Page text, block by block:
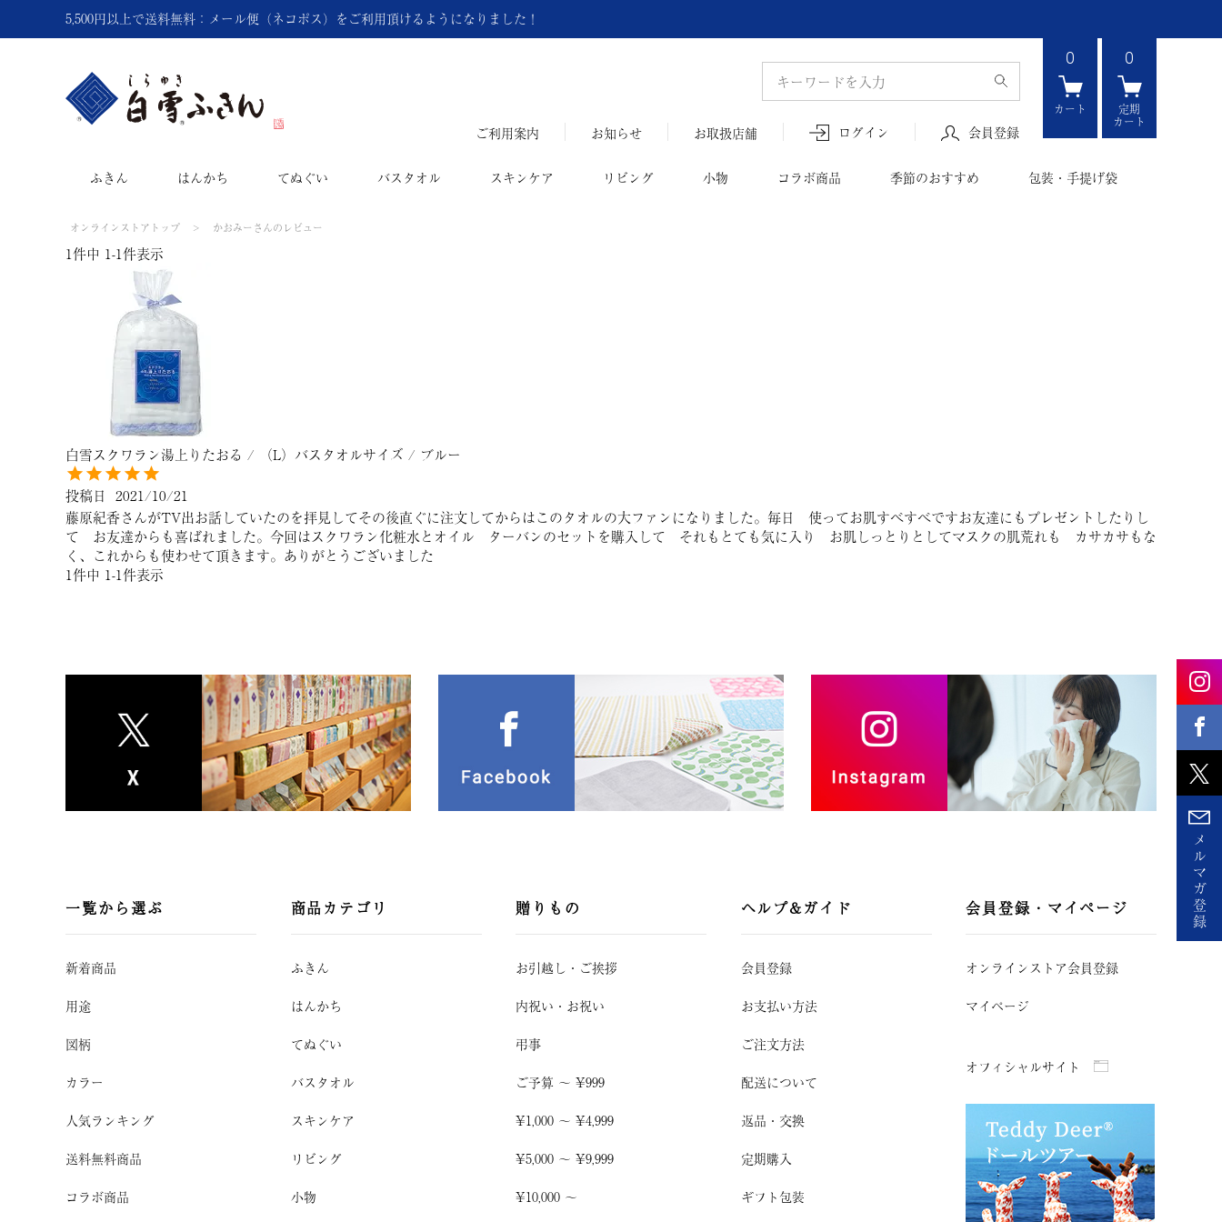
メ
ル
マ
ガ
登
録
5,500円以上で送料無料：メール便（ネコポス）をご利用頂けるようになりました！
ご利用案内 お知らせ お取扱店舗 ログイン 会員登録
0
カート
0
定期
カート
ふきん はんかち てぬぐい バスタオル スキンケア リビング 小物 コラボ商品 季節のおすすめ 包装・手提げ袋
オンラインストアトップ かおみーさんのレビュー
1件中 1-1件表示
白雪スクワラン湯上りたおる / （L）バスタオルサイズ / ブルー
投稿日
2021/10/21
藤原紀香さんがTV出お話していたのを拝見してその後直ぐに注文してからはこのタオルの大ファンになりました。毎日　使ってお肌すべすべですお友達にもプレゼントしたりし
て　お友達からも喜ばれました。今回はスクワラン化粧水とオイル　ターバンのセットを購入して　それもとても気に入り　お肌しっとりとしてマスクの肌荒れも　カサカサもな
く、これからも使わせて頂きます。ありがとうございました
1件中 1-1件表示
一覧から選ぶ
新着商品
用途
図柄
カラー
人気ランキング
送料無料商品
コラボ商品
商品カテゴリ
ふきん
はんかち
てぬぐい
バスタオル
スキンケア
リビング
小物
贈りもの
お引越し ・ ご挨拶
内祝い・お祝い
弔事
ご予算 〜 ¥999
¥1,000 〜 ¥4,999
¥5,000 〜 ¥9,999
¥10,000 〜
ヘルプ&ガイド
会員登録
お支払い方法
ご注文方法
配送について
返品・交換
定期購入
ギフト包装
会員登録・マイページ
オンラインストア会員登録
マイページ
オフィシャルサイト